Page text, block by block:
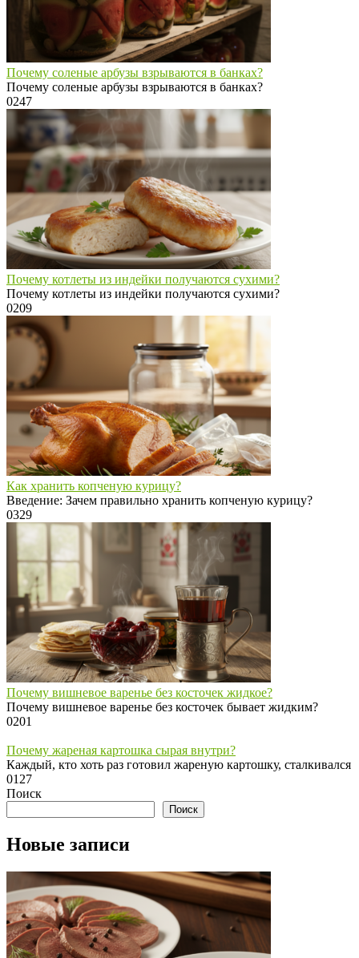
Почему соленые арбузы взрываются в банках?
Почему соленые арбузы взрываются в банках?
0247
Почему котлеты из индейки получаются сухими?
Почему котлеты из индейки получаются сухими?
0209
Как хранить копченую курицу?
Введение: Зачем правильно хранить копченую курицу?
0329
Почему вишневое варенье без косточек жидкое?
Почему вишневое варенье без косточек бывает жидким?
0201
Почему жареная картошка сырая внутри?
Каждый, кто хоть раз готовил жареную картошку, сталкивался
0127
Поиск
Поиск
Новые записи